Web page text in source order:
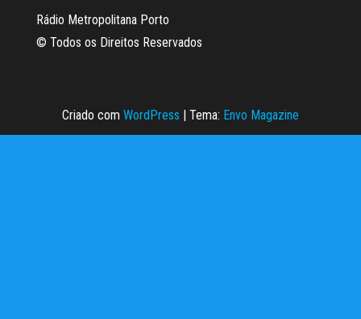
Rádio Metropolitana Porto
© Todos os Direitos Reservados
Criado com WordPress | Tema: Envo Magazine